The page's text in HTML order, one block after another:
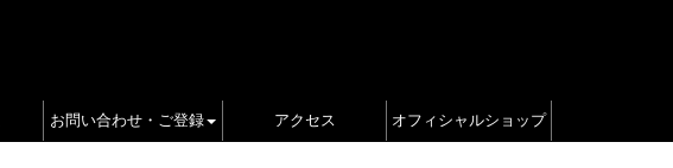
お問い合わせ・ご登録 アクセス オフィシャルショップ